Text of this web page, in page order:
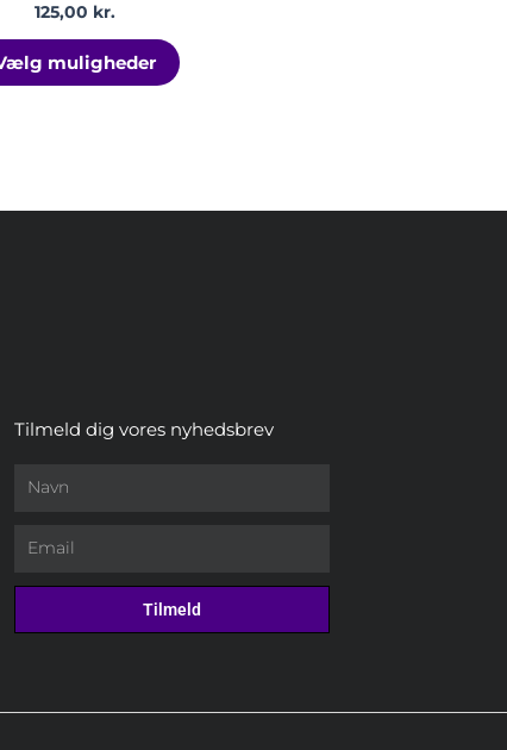
125,00 kr.
muligheder
Tilmeld dig vores nyhedsbrev
Tilmeld